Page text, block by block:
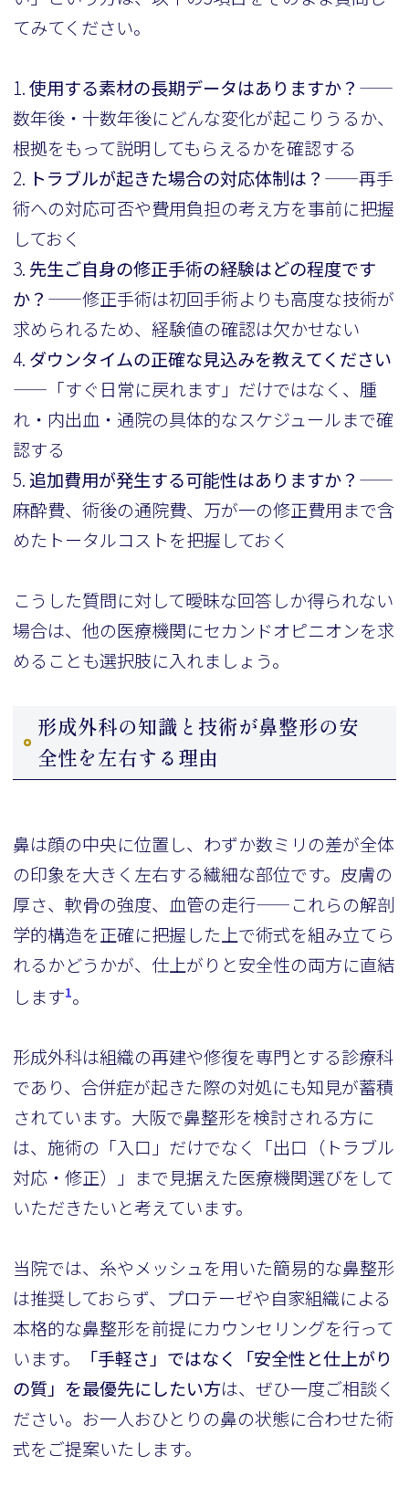
てみてください。
1.使用する素材の長期データはありますか？ ——
数年後・十数年後にどんな変化が起こりうるか、
根拠をもって説明してもらえるかを確認する
2. トラブルが起きた場合の対応体制は？ ——再手
術への対応可否や費用負担の考え方を事前に把握
しておく
3. 先生ご自身の修正手術の経験はどの程度です
か？ ——修正手術は初回手術よりも高度な技術が
求められるため、経験値の確認は欠かせない
4. ダウンタイムの正確な見込みを教えてください
——「すぐ日常に戻れます」だけではなく、腫
れ・内出血・通院の具体的なスケジュールまで確
認する
5. 追加費用が発生する可能性はありますか？ ——
麻酔費、術後の通院費、万が一の修正費用まで含
めたトータルコストを把握しておく
こうした質問に対して曖昧な回答しか得られない
場合は、他の医療機関にセカンドオピニオンを求
めることも選択肢に入れましょう。
形成外科の知識と技術が鼻整形の安
全性を左右する理由
鼻は顔の中央に位置し、わずか数ミリの差が全体
の印象を大きく左右する繊細な部位です。皮膚の
厚さ、軟骨の強度、血管の走行——これらの解剖
学的構造を正確に把握した上で術式を組み立てら
れるかどうかが、仕上がりと安全性の両方に直結
します1。
形成外科は組織の再建や修復を専門とする診療科
であり、合併症が起きた際の対処にも知見が蓄積
されています。大阪で鼻整形を検討される方に
は、施術の「入口」だけでなく「出口（トラブル
対応・修正）」まで見据えた医療機関選びをして
いただきたいと考えています。
当院では、糸やメッシュを用いた簡易的な鼻整形
は推奨しておらず、プロテーゼや自家組織による
本格的な鼻整形を前提にカウンセリングを行って
います。
「手軽さ」ではなく「安全性と仕上がり
の質」を最優先にしたい方は、ぜひ一度ご相談く
ださい。お一人おひとりの鼻の状態に合わせた術
式をご提案いたします。